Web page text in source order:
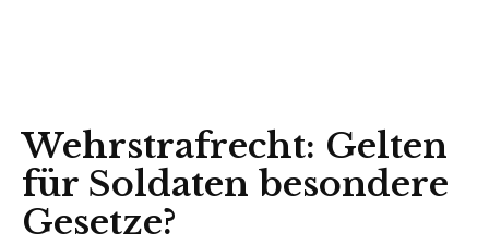
Wehrstrafrecht: Gelten
für Soldaten besondere
Gesetze?